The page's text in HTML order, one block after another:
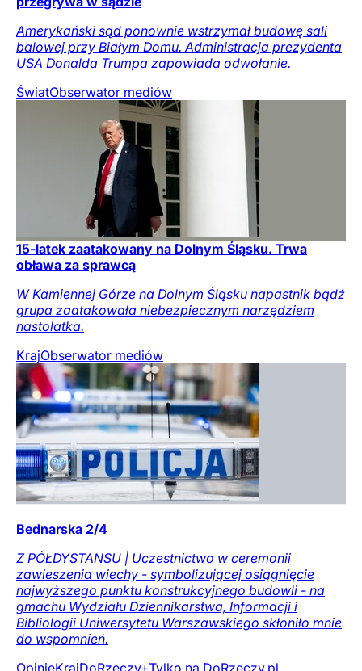
Amerykański sąd ponownie wstrzymał budowę sali
balowej przy Białym Domu. Administracja prezydenta
USA Donalda Trumpa zapowiada odwołanie.
ŚwiatObserwator mediów
15-latek zaatakowany na Dolnym Śląsku. Trwa
obława za sprawcą
W Kamiennej Górze na Dolnym Śląsku napastnik bądź
grupa zaatakowała niebezpiecznym narzędziem
nastolatka.
KrajObserwator mediów
Bednarska 2/4
Z PÓŁDYSTANSU | Uczestnictwo w ceremonii
zawieszenia wiechy - symbolizującej osiągnięcie
najwyższego punktu konstrukcyjnego budowli - na
gmachu Wydziału Dziennikarstwa, Informacji i
Bibliologii Uniwersytetu Warszawskiego skłoniło mnie
do wspomnień.